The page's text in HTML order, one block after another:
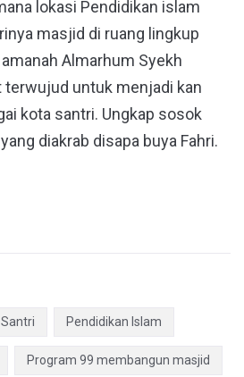
lokasi Pendidikan islam
masjid di ruang lingkup
Almarhum Syekh
terwujud untuk menjadi kan
kota santri. Ungkap sosok
diakrab disapa buya Fahri.
Pendidikan Islam
Program 99 membangun masjid